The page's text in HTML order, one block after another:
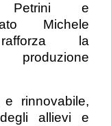
Petrini e
Michele
la
rinnovabile,
allievi e